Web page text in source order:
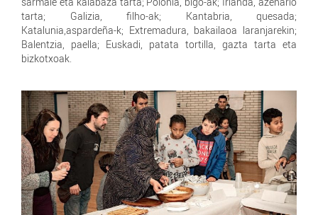
tarta; Galizia, filho-ak; Kantabria, quesada;
Katalunia,aspardeña-k; Extremadura, bakailaoa laranjarekin;
Balentzia, paella; Euskadi, patata tortilla, gazta tarta eta
bizkotxoak.